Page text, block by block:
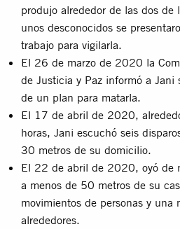
produjo alrededor de las dos de
unos desconocidos se
trabajo para vigilarla.
El 26 de marzo de 2020 la
de Justicia y Paz informó a Jani
de un plan para matarla.
El 17 de abril de 2020,
horas, Jani escuchó seis
30 metros de su domicilio.
El 22 de abril de 2020, oyó de
a menos de 50 metros de su
movimientos de personas y una
alrededores.